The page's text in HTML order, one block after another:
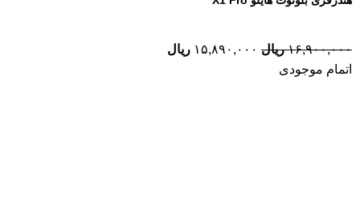
۱۶,۹۰۰,۰۰۰ ریال ۱۵,۸۹۰,۰۰۰ ریال
اتمام موجودی